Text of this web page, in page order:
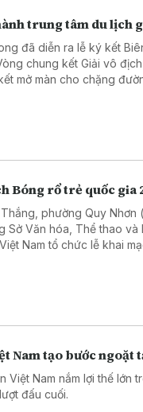
trung tâm du lịch
đã diễn ra lễ ký kết
chung kết Giải vô
mở màn cho chặng
Bóng rổ trẻ quốc gia
phường Quy Nhơn
Sở Văn hóa, Thể thao và
Nam tổ chức lễ khai
Nam tạo bước ngoặt
Việt Nam nắm lợi thế lớn
đấu cuối.